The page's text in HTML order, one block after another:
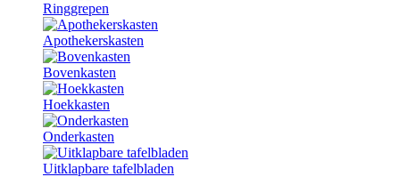
Ringgrepen
Apothekerskasten
Bovenkasten
Hoekkasten
Onderkasten
Uitklapbare tafelbladen